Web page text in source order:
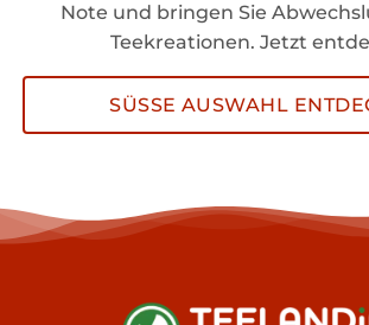
Note und bringen Sie
Teekreationen. Jetzt
SÜSSE AUSWAHL